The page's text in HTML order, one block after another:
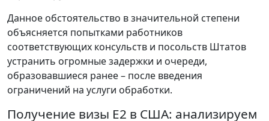
Данное обстоятельство в значительной степени
объясняется попытками работников
соответствующих консульств и посольств Штатов
устранить огромные задержки и очереди,
образовавшиеся ранее – после введения
ограничений на услуги обработки.
Получение визы E2 в США: анализируем